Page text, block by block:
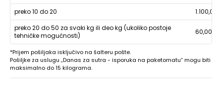
preko 10 do 20
1.100,00
preko 20 do 50 za svaki kg ili deo kg (ukoliko postoje
tehničke mogućnosti)
60,00
*Prijem pošiljaka isključivo na šalteru pošte.
Pošiljke za uslugu „Danas za sutra - isporuka na paketomatu“ mogu biti
maksimalno do 15 kilograma.